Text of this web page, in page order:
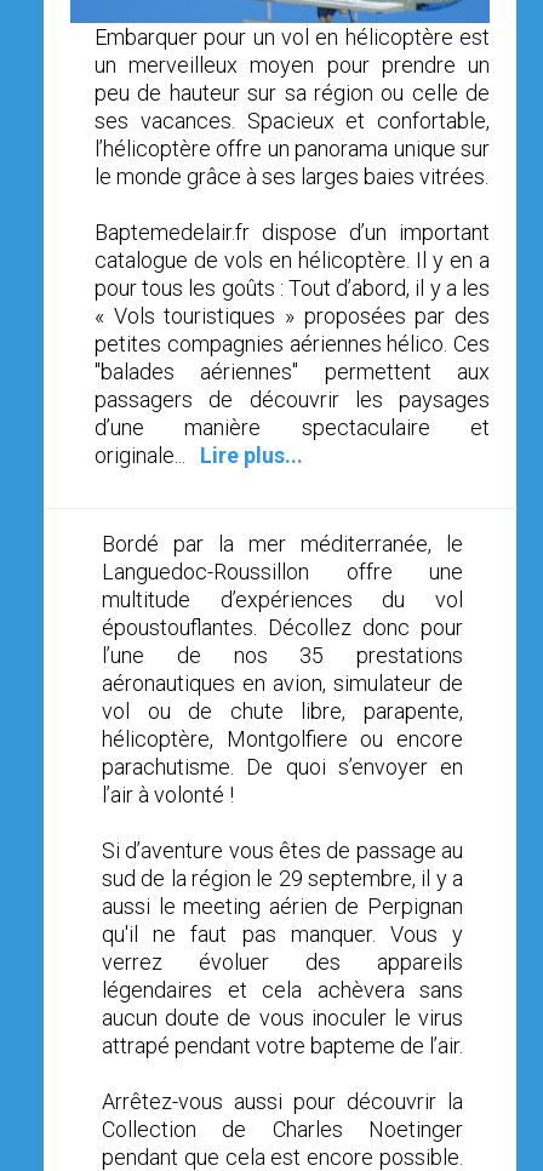
OPEN SUBMENU (SIMULATEUR)
SIMULATEUR
OPEN SUBMENU (DRÔNE)
Embarquer pour un vol en hélicoptère est
un merveilleux moyen pour prendre un
peu de hauteur sur sa région ou celle de
ses vacances. Spacieux et confortable,
l’hélicoptère offre un panorama unique sur
le monde grâce à ses larges baies vitrées.
Baptemedelair.fr dispose d’un important
catalogue de vols en hélicoptère. Il y en a
pour tous les goûts : Tout d’abord, il y a les
« Vols touristiques » proposées par des
petites compagnies aériennes hélico. Ces
"balades aériennes" permettent aux
passagers de découvrir les paysages
d’une manière spectaculaire et
originale... Lire plus...
Bordé par la mer méditerranée, le
Languedoc-Roussillon offre une
multitude d’expériences du vol
époustouflantes. Décollez donc pour
l’une de nos 35 prestations
aéronautiques en avion, simulateur de
vol ou de chute libre, parapente,
hélicoptère, Montgolfiere ou encore
parachutisme. De quoi s’envoyer en
l’air à volonté !
Si d’aventure vous êtes de passage au
sud de la région le 29 septembre, il y a
aussi le meeting aérien de Perpignan
qu'il ne faut pas manquer. Vous y
verrez évoluer des appareils
légendaires et cela achèvera sans
aucun doute de vous inoculer le virus
attrapé pendant votre bapteme de l’air.
Arrêtez-vous aussi pour découvrir la
Collection de Charles Noetinger
pendant que cela est encore possible.